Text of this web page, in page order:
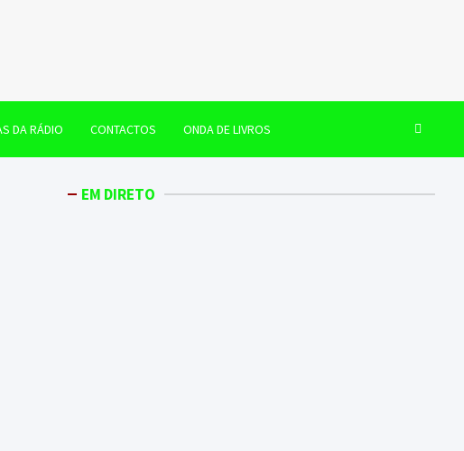
DA RÁDIO CONTACTOS ONDA DE LIVROS
EM DIRETO